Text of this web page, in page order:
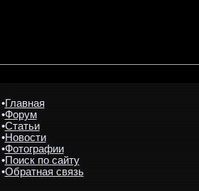
•Главная
•Форум
•Статьи
•Новости
•Фотографии
•Поиск по сайту
•Обратная связь